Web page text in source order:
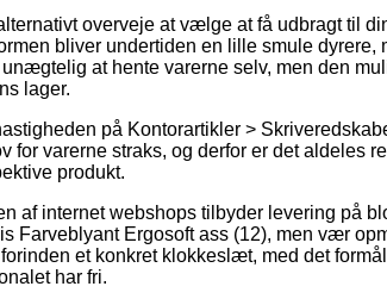
overveje at vælge at få udbragt til
bliver undertiden en lille smule
unægtelig at hente varerne selv, men den
lager.
på Kontorartikler >
for varerne straks, og derfor er det aldeles
produkt.
af internet webshops tilbyder levering på
Farveblyant Ergosoft ass (12), men vær
et konkret klokkeslæt, med det
har fri.